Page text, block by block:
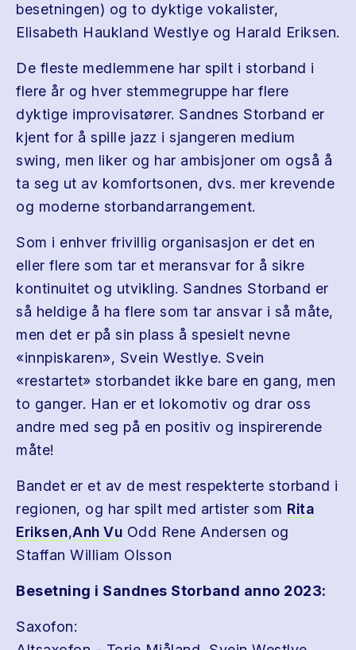
besetningen) og to dyktige vokalister,
Elisabeth Haukland Westlye og Harald Eriksen.
De fleste medlemmene har spilt i storband i
flere år og hver stemmegruppe har flere
dyktige improvisatører. Sandnes Storband er
kjent for å spille jazz i sjangeren medium
swing, men liker og har ambisjoner om også å
ta seg ut av komfortsonen, dvs. mer krevende
og moderne storbandarrangement.
Som i enhver frivillig organisasjon er det en
eller flere som tar et meransvar for å sikre
kontinuitet og utvikling. Sandnes Storband er
så heldige å ha flere som tar ansvar i så måte,
men det er på sin plass å spesielt nevne
«innpiskaren», Svein Westlye. Svein
«restartet» storbandet ikke bare en gang, men
to ganger. Han er et lokomotiv og drar oss
andre med seg på en positiv og inspirerende
måte!
Bandet er et av de mest respekterte storband i
regionen, og har spilt med artister som Rita
Eriksen,Anh Vu Odd Rene Andersen og
Staffan William Olsson
Besetning i Sandnes Storband anno 2023:
Saxofon: